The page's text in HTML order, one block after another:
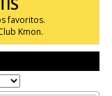
favoritos.
Kmon.